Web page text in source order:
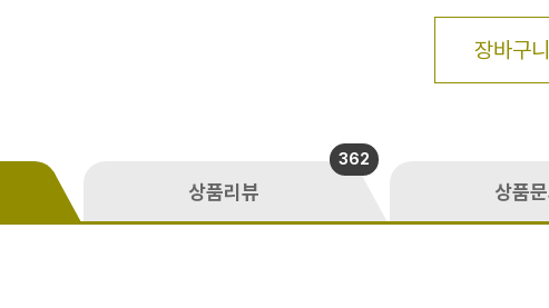
장바구
상품리뷰
362
상품문